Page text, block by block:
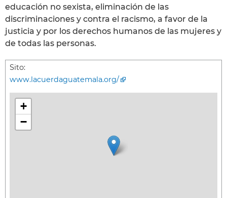
educación no sexista, eliminación de las
discriminaciones y contra el racismo, a favor de la
justicia y por los derechos humanos de las mujeres y
de todas las personas.
Sito:
www.lacuerdaguatemala.org/
+
−